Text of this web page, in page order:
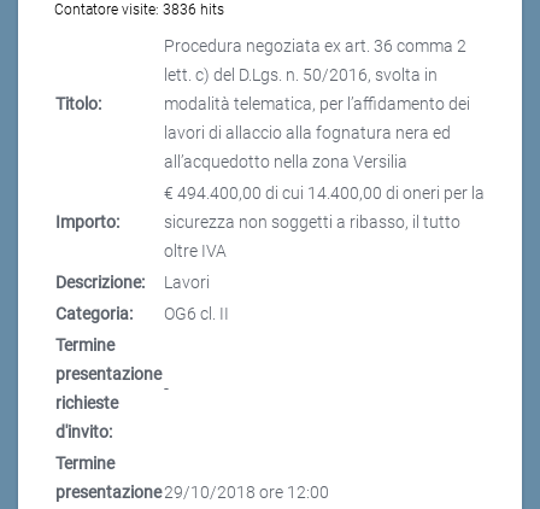
Contatore visite: 3836 hits
Titolo:
Procedura negoziata ex art. 36 comma 2
lett. c) del D.Lgs. n. 50/2016, svolta in
modalità telematica, per l’affidamento dei
lavori di allaccio alla fognatura nera ed
all’acquedotto nella zona Versilia
Importo:
€ 494.400,00 di cui 14.400,00 di oneri per la
sicurezza non soggetti a ribasso, il tutto
oltre IVA
Descrizione:
Lavori
Categoria:
OG6 cl. II
Termine
presentazione
richieste
d'invito:
-
Termine
presentazione29/10/2018 ore 12:00